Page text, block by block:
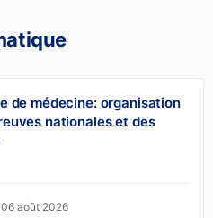
de médecine: organisation
nationales et des
août 2026